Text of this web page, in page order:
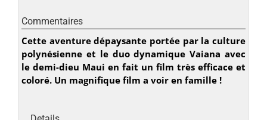
Commentaires
Cette aventure dépaysante portée par la culture
polynésienne et le duo dynamique Vaiana avec
le demi-dieu Maui en fait un film très efficace et
coloré. Un magnifique film a voir en famille !